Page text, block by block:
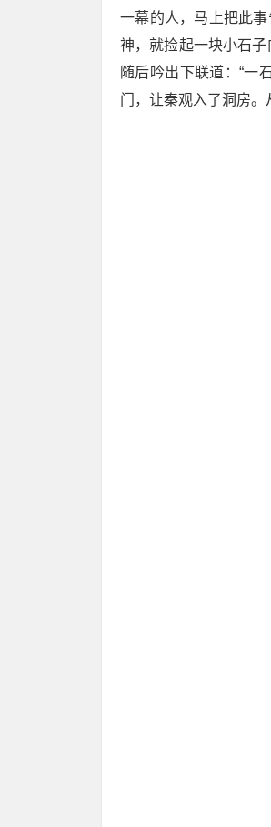
一幕的人，马上把此
神，就捡起一块小石子
随后吟出下联道：“一
门，让秦观入了洞房。